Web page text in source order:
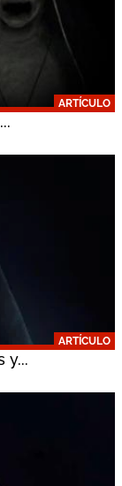
ARTÍCULO
ARTÍCULO
y...